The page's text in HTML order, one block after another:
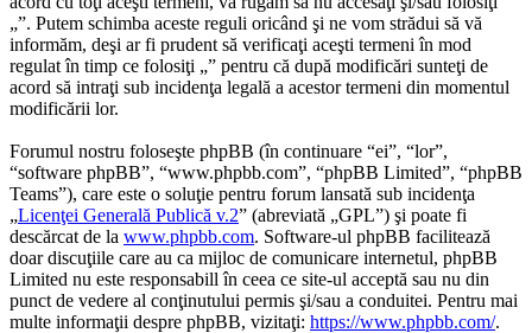
„”. Putem schimba aceste reguli oricând şi ne vom strădui să vă
informăm, deşi ar fi prudent să verificaţi aceşti termeni în mod
regulat în timp ce folosiţi „” pentru că după modificări sunteţi de
acord să intraţi sub incidenţa legală a acestor termeni din momentul
modificării lor.
Forumul nostru foloseşte phpBB (în continuare “ei”, “lor”,
“software phpBB”, “www.phpbb.com”, “phpBB Limited”, “phpBB
Teams”), care este o soluţie pentru forum lansată sub incidenţa
„Licenţei Generală Publică v.2” (abreviată „GPL”) şi poate fi
descărcat de la www.phpbb.com. Software-ul phpBB facilitează
doar discuţiile care au ca mijloc de comunicare internetul, phpBB
Limited nu este responsabill în ceea ce site-ul acceptă sau nu din
punct de vedere al conţinutului permis şi/sau a conduitei. Pentru mai
multe informaţii despre phpBB, vizitaţi: https://www.phpbb.com/.